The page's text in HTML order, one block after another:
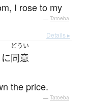
I rose to my
— Tatoeba
Details ▸
に
どうい
同意
the price.
— Tatoeba